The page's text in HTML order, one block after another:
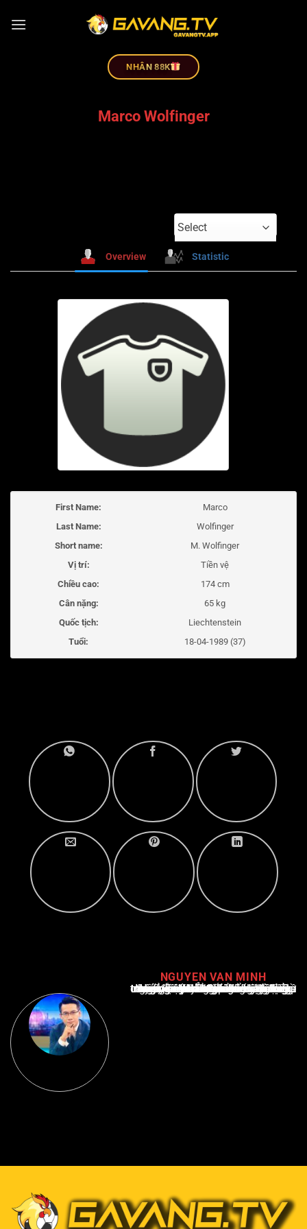
NHÂN 88K
Marco Wolfinger
Select
Overview Statistic
First Name:
Marco
Last Name:
Wolfinger
Short name:
M. Wolfinger
Vị trí:
Tiền vệ
Chiều cao:
174 cm
Cân nặng:
65 kg
Quốc tịch:
Liechtenstein
Tuổi:
18-04-1989 (37)
NGUYEN VAN MINH
Nguyễn Văn Minh là một trong những chuyên gia hàng đầu về báo cáo tin tức thể thao tại Việt Nam, với hơn 10 năm hoạt động trong ngành. Ông có kiến thức sâu rộng và kinh nghiệm đáng kể trong việc phân tích và báo cáo về các sự kiện thể thao hàng đầu. Sự hiểu biết sâu sắc của ông về ngành này đã giúp ông xây dựng uy tín và danh tiếng trong cộng đồng báo chí thể thao.